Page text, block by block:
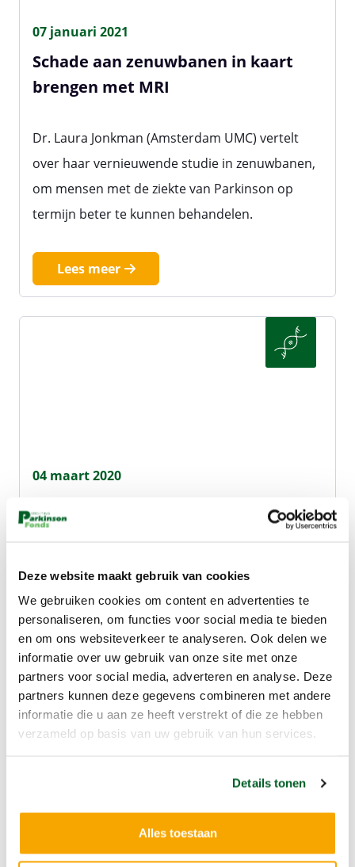
Deze website maakt gebruik van cookies
We gebruiken cookies om content en advertenties te
personaliseren, om functies voor social media te bieden
en om ons websiteverkeer te analyseren. Ook delen we
informatie over uw gebruik van onze site met onze
partners voor social media, adverteren en analyse. Deze
partners kunnen deze gegevens combineren met andere
informatie die u aan ze heeft verstrekt of die ze hebben
verzameld op basis van uw gebruik van hun services.
Details tonen
Alles toestaan
07 januari 2021
Schade aan zenuwbanen in kaart
brengen met MRI
Dr. Laura Jonkman (Amsterdam UMC) vertelt
over haar vernieuwende studie in zenuwbanen,
om mensen met de ziekte van Parkinson op
termijn beter te kunnen behandelen.
Lees meer
04 maart 2020
Insula speelt sterke rol bij Parkinson
cognitieve symptomen in een vroeg stadium van
Parkinson?
Lees meer